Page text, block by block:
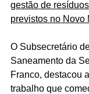
gestão de
previstos no Novo
O Subsecretário
Saneamento da
Franco, destacou
trabalho que